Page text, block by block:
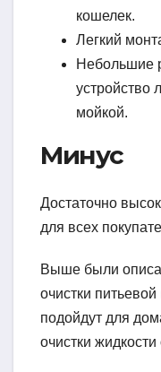
кошелек.
Легкий
Небольшие
устройство
мойкой.
Минус
Достаточно
для всех
Выше были
очистки
подойдут для
очистки